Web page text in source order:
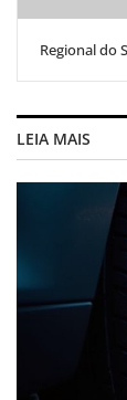
Regional do
LEIA MAIS